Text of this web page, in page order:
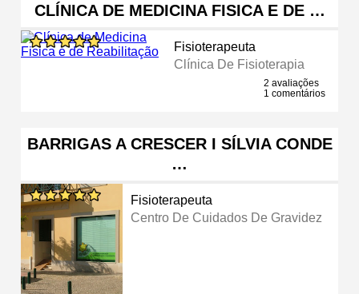
CLÍNICA DE MEDICINA FISICA E DE …
Fisioterapeuta
Clínica De Fisioterapia
2 avaliações
1 comentários
BARRIGAS A CRESCER I SÍLVIA CONDE
…
Fisioterapeuta
Centro De Cuidados De Gravidez